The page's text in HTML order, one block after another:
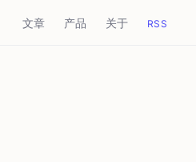
文章 产品 关于 RSS